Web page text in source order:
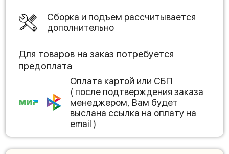
Сборка и подъем рассчитывается
дополнительно
Для товаров на заказ потребуется
предоплата
Оплата картой или СБП
( после подтверждения заказа
менеджером, Вам будет
выслана ссылка на оплату на
email )